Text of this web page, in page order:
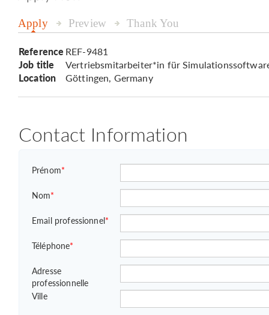
Apply Preview Thank You
Reference REF-9481
Job title
Vertriebsmitarbeiter*in für
Location
Göttingen, Germany
Contact Information
Prénom*
Nom*
Email professionnel*
Téléphone*
Adresse
professionnelle
Ville